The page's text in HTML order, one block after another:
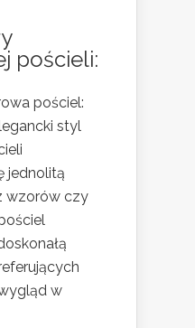
pościeli:
pościel:
styl
jednolitą
wzorów czy
w